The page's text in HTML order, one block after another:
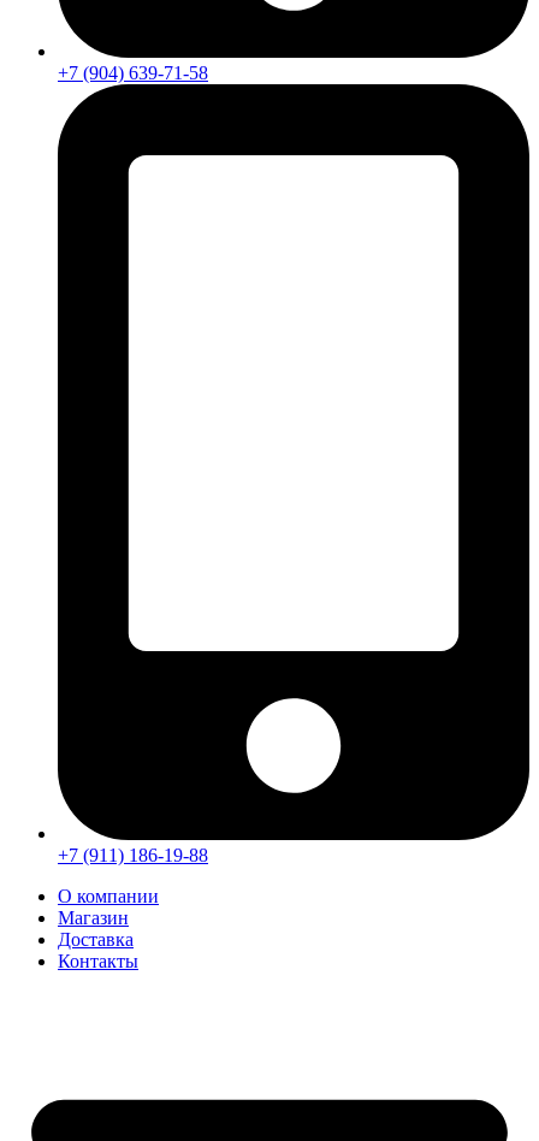
+7 (904) 639-71-58
+7 (911) 186-19-88
О компании
Магазин
Доставка
Контакты